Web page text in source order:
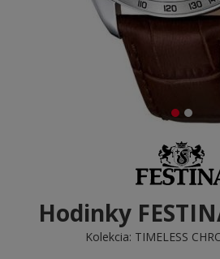
Hodinky
Kolekcia: TIMELESS